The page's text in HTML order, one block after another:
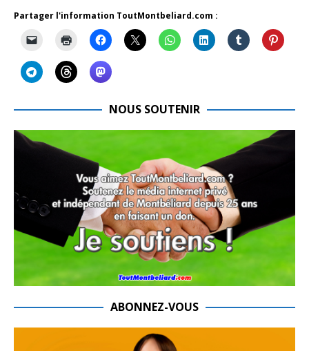
Partager l'information ToutMontbeliard.com :
NOUS SOUTENIR
ABONNEZ-VOUS